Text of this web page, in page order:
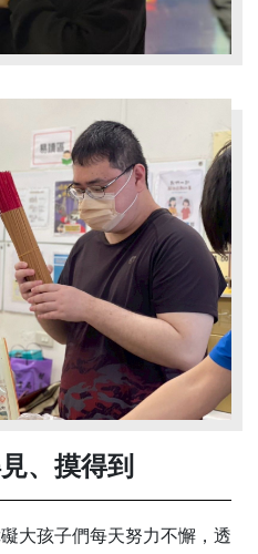
、摸得到
大孩子們每天努力不懈，透